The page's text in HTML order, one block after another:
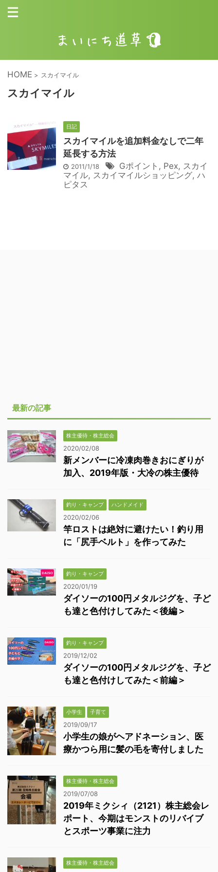
HOME > スカイマイル
スカイマイル
日記
スカイマイルを追加料金なしで二年
延長する方法
2011/1/18 Gポイント , Pex, スカイ
マイル, スカイマイルショッピング, ハ
ピタス
最新の記事
株主優待・株主総会
2020/02/08
新メンバーに冷凍肉巻きおにぎりが
加入、2019年版・大冷の株主優待
釣り・キャンプ ハンドメイド
2020/02/06
竿ロストは絶対に避けたい！釣り用
に「尻手ベルト」を作ってみた
釣り・キャンプ
2020/01/19
ダイソーの100円メタルジグを、子ど
も達と色付けしてみた＜後編＞
釣り・キャンプ
2019/12/02
ダイソーの100円メタルジグを、子ど
も達と色付けしてみた＜前編＞
小学生 子育て
2019/09/17
小学生の娘がヘアドネーション、医
療かつら用に髪の毛を寄付しました
株主優待・株主総会
2019/07/08
2019年ミクシィ（2121）株主総会レ
ポート、今期はモンストのリバイブ
とスポーツ事業に注力
株主優待・株主総会